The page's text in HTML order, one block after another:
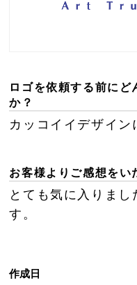
ロゴを依頼する前にど
か？
カッコイイデザイン
お客様よりご感想をい
とても気に入りまし
す。
作成日